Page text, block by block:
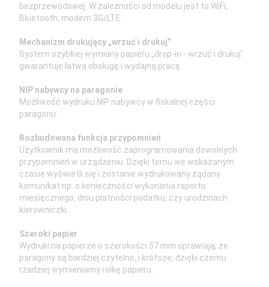
bezprzewodowej. W zależności od modelu jest to WiFi,
Bluetooth, modem 3G/LTE.
Mechanizm drukujący „wrzuć i drukuj”
System szybkiej wymiany papieru „drop-in - wrzuć i drukuj”
gwarantuje łatwą obsługę i wydajną pracę.
NIP nabywcy na paragonie
Możliwość wydruku NIP nabywcy w fiskalnej części
paragonu.
Rozbudowana funkcja przypomnień
Użytkownik ma możliwość zaprogramowania dowolnych
przypomnień w urządzeniu. Dzięki temu we wskazanym
czasie wyświetli się i zostanie wydrukowany żądany
komunikat np. o konieczności wykonania raportu
miesięcznego, dniu płatności podatku, czy urodzinach
kierowniczki.
Szeroki papier
Wydruki na papierze o szerokości 57 mm sprawiają, że
paragony są bardziej czytelne, i krótsze, dzięki czemu
rzadziej wymieniamy rolkę papieru.